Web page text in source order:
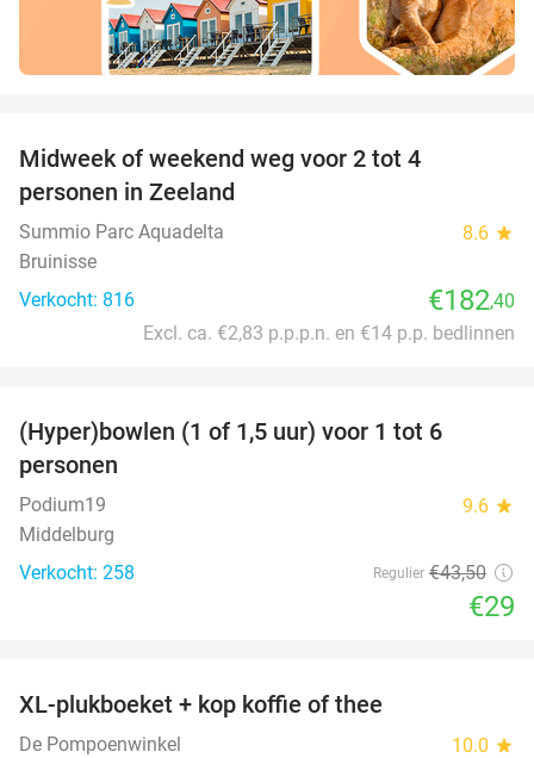
Midweek of weekend weg voor 2 tot 4
personen in Zeeland
Summio Parc Aquadelta 8.6 star
Bruinisse
Verkocht: 816
€182,40
Excl. ca. €2,83 p.p.p.n. en €14 p.p. bedlinnen
(Hyper)bowlen (1 of 1,5 uur) voor 1 tot 6
personen
Podium19 9.6 star
Middelburg
Verkocht: 258
Regulier €43,50
€29
XL-plukboeket + kop koffie of thee
De Pompoenwinkel 10.0 star